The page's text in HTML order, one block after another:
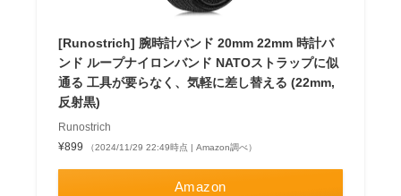
[Runostrich] 腕時計バンド 20mm 22mm 時計バ
ンド ループナイロンバンド NATOストラップに似
通る 工具が要らなく、気軽に差し替える (22mm,
反射黒)
Runostrich
¥899
（2024/11/29 22:49時点 | Amazon調べ）
Amazon